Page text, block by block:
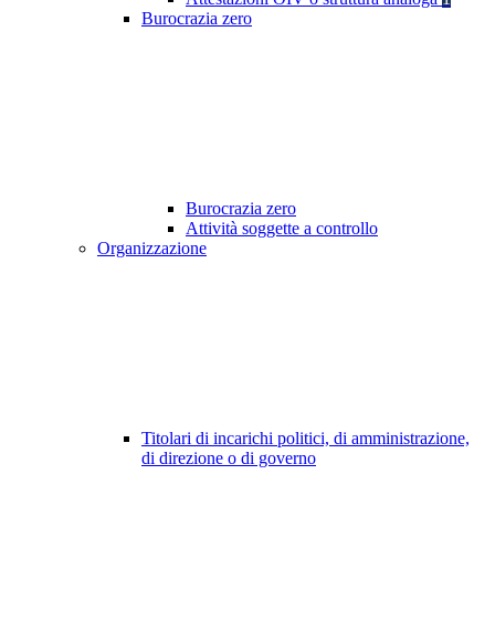
Burocrazia zero
Burocrazia zero
Attività soggette a controllo
Organizzazione
Titolari di incarichi politici, di amministrazione,
di direzione o di governo